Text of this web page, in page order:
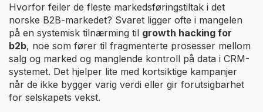
Hvorfor feiler de fleste markedsføringstiltak i det
norske B2B-markedet? Svaret ligger ofte i mangelen
på en systemisk tilnærming til growth hacking for
b2b, noe som fører til fragmenterte prosesser mellom
salg og marked og manglende kontroll på data i CRM-
systemet. Det hjelper lite med kortsiktige kampanjer
når de ikke bygger varig verdi eller gir forutsigbarhet
for selskapets vekst.